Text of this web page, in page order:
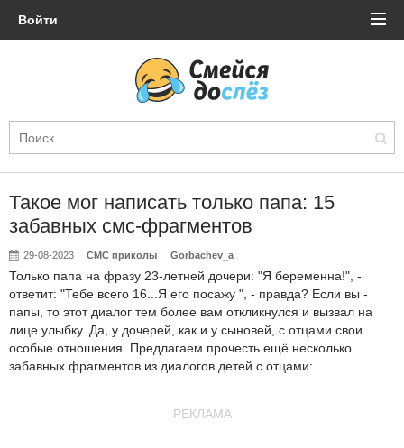
Войти
Такое мог написать только папа: 15
забавных смс-фрагментов
29-08-2023 СМС приколы Gorbachev_a
Только папа на фразу 23-летней дочери: "Я беременна!", -
ответит: "Тебе всего 16...Я его посажу ", - правда? Если вы -
папы, то этот диалог тем более вам откликнулся и вызвал на
лице улыбку. Да, у дочерей, как и у сыновей, с отцами свои
особые отношения. Предлагаем прочесть ещё несколько
забавных фрагментов из диалогов детей с отцами:
РЕКЛАМА